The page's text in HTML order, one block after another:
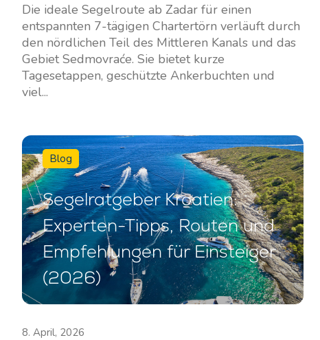
Die ideale Segelroute ab Zadar für einen
entspannten 7-tägigen Chartertörn verläuft durch
den nördlichen Teil des Mittleren Kanals und das
Gebiet Sedmovraće. Sie bietet kurze
Tagesetappen, geschützte Ankerbuchten und
viel...
Blog
Segelratgeber Kroatien:
Experten-Tipps, Routen und
Empfehlungen für Einsteiger
(2026)
8. April, 2026